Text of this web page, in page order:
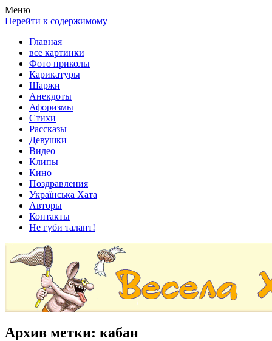
Весела хата — прикольные картинки, смешные истории,
клипы!
Покажем всем ваши фото приколы, карикатуры, шаржи, стихи,
рассказы, видео и песни!
Меню
Перейти к содержимому
Главная
все картинки
Фото приколы
Карикатуры
Шаржи
Анекдоты
Афоризмы
Стихи
Рассказы
Девушки
Видео
Клипы
Кино
Поздравления
Українська Хата
Авторы
Контакты
Не губи талант!
Архив метки: кабан